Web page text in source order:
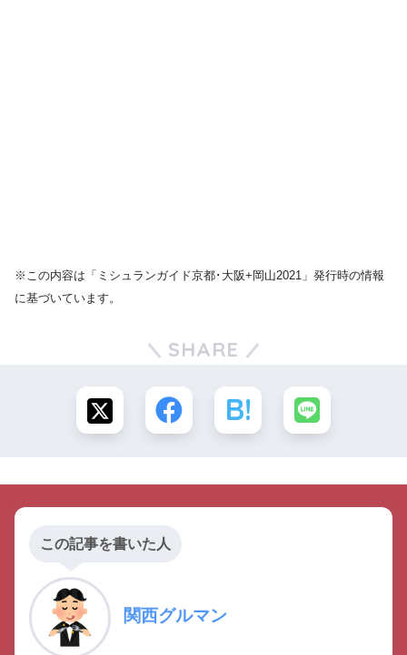
※この内容は「ミシュランガイド京都･大阪+岡山2021」発行時の情報
に基づいています。
SHARE
この記事を書いた人
関西グルマン